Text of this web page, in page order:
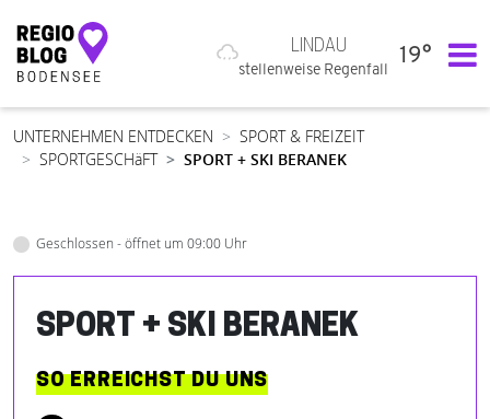
Hauptnavigation
LINDAU
stellenweise Regenfall
19°
UNTERNEHMEN ENTDECKEN
SPORT & FREIZEIT
SPORTGESCHäFT
SPORT + SKI BERANEK
Geschlossen - öffnet um 09:00 Uhr
SPORT + SKI BERANEK
SO ERREICHST DU UNS